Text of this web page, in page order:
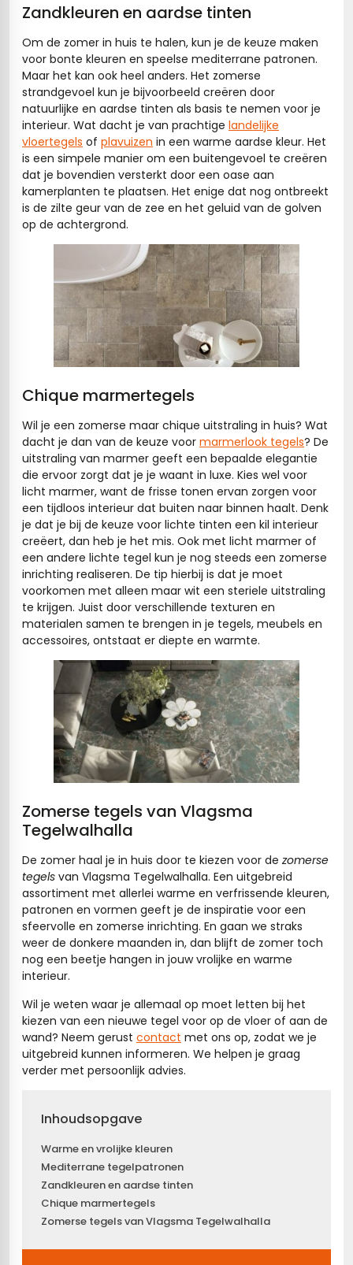
Zandkleuren en aardse tinten
Om de zomer in huis te halen, kun je de keuze maken
voor bonte kleuren en speelse mediterrane patronen.
Maar het kan ook heel anders. Het zomerse
strandgevoel kun je bijvoorbeeld creëren door
natuurlijke en aardse tinten als basis te nemen voor je
interieur. Wat dacht je van prachtige landelijke
vloertegels of plavuizen in een warme aardse kleur. Het
is een simpele manier om een buitengevoel te creëren
dat je bovendien versterkt door een oase aan
kamerplanten te plaatsen. Het enige dat nog ontbreekt
is de zilte geur van de zee en het geluid van de golven
op de achtergrond.
Chique marmertegels
Wil je een zomerse maar chique uitstraling in huis? Wat
dacht je dan van de keuze voor marmerlook tegels? De
uitstraling van marmer geeft een bepaalde elegantie
die ervoor zorgt dat je je waant in luxe. Kies wel voor
licht marmer, want de frisse tonen ervan zorgen voor
een tijdloos interieur dat buiten naar binnen haalt. Denk
je dat je bij de keuze voor lichte tinten een kil interieur
creëert, dan heb je het mis. Ook met licht marmer of
een andere lichte tegel kun je nog steeds een zomerse
inrichting realiseren. De tip hierbij is dat je moet
voorkomen met alleen maar wit een steriele uitstraling
te krijgen. Juist door verschillende texturen en
materialen samen te brengen in je tegels, meubels en
accessoires, ontstaat er diepte en warmte.
Zomerse tegels van Vlagsma
Tegelwalhalla
De zomer haal je in huis door te kiezen voor de zomerse
tegels van Vlagsma Tegelwalhalla. Een uitgebreid
assortiment met allerlei warme en verfrissende kleuren,
patronen en vormen geeft je de inspiratie voor een
sfeervolle en zomerse inrichting. En gaan we straks
weer de donkere maanden in, dan blijft de zomer toch
nog een beetje hangen in jouw vrolijke en warme
interieur.
Wil je weten waar je allemaal op moet letten bij het
kiezen van een nieuwe tegel voor op de vloer of aan de
wand? Neem gerust contact met ons op, zodat we je
uitgebreid kunnen informeren. We helpen je graag
verder met persoonlijk advies.
Inhoudsopgave
Warme en vrolijke kleuren
Mediterrane tegelpatronen
Zandkleuren en aardse tinten
Chique marmertegels
Zomerse tegels van Vlagsma Tegelwalhalla